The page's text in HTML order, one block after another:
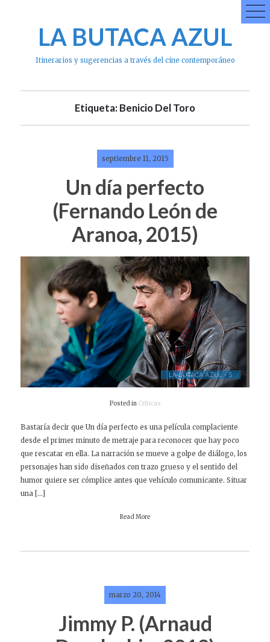
LA BUTACA AZUL
Itinerarios y sugerencias a través del cine contemporáneo
Etiqueta: Benicio Del Toro
septiembre 11, 2015
Un día perfecto
(Fernando León de
Aranoa, 2015)
Posted in Críticas
Bastaría decir que Un día perfecto es una película complaciente
desde el primer minuto de metraje para reconocer que hay poco
que rescatar en ella. La narración se mueve a golpe de diálogo, los
personajes han sido diseñados con trazo grueso y el sentido del
humor quiere ser cómplice antes que vehículo comunicante. Situar
una […]
Read More
marzo 20, 2014
Jimmy P. (Arnaud